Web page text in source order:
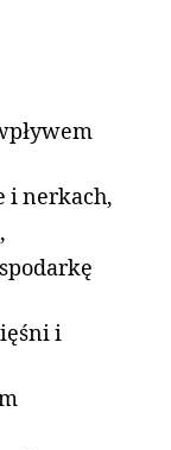
i nerkach,
i